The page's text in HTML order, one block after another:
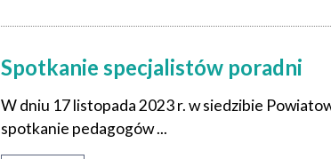
Spotkanie specjalistów poradni
W dniu 17 listopada 2023 r. w siedzibie
spotkanie pedagogów ...